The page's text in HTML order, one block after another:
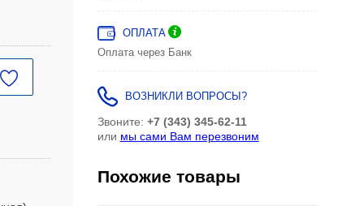
ОПЛАТА
Оплата через Банк
ВОЗНИКЛИ ВОПРОСЫ?
Звоните: +7 (343) 345-62-11
или мы сами Вам перезвоним
Похожие товары